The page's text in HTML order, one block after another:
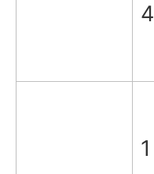
4
1